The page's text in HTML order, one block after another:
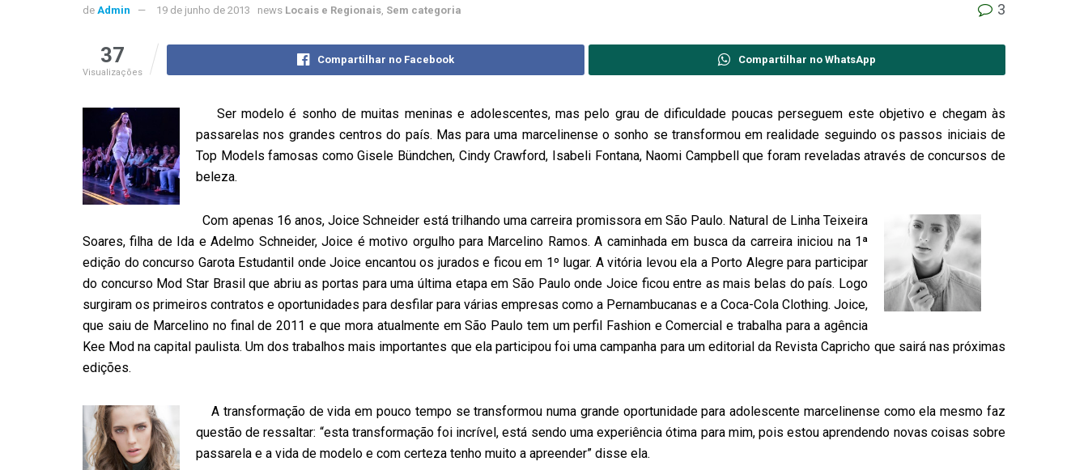
de Admin 19 de junho de 2013 news Locais e Regionais, Sem categoria 3
37
Visualizações
Compartilhar no Facebook Compartilhar no WhatsApp
Ser modelo é sonho de muitas meninas e adolescentes, mas pelo grau de dificuldade poucas perseguem este objetivo e chegam às
passarelas nos grandes centros do país. Mas para uma marcelinense o sonho se transformou em realidade seguindo os passos iniciais de
Top Models famosas como Gisele Bündchen, Cindy Crawford, Isabeli Fontana, Naomi Campbell que foram reveladas através de concursos de
beleza.
Com apenas 16 anos, Joice Schneider está trilhando uma carreira promissora em São Paulo. Natural deLinha Teixeira
Soares, filha de Ida e Adelmo Schneider, Joice é motivo orgulho para Marcelino Ramos. A caminhada em busca da carreira iniciou na 1ª
edição do concurso Garota Estudantil onde Joice encantou os jurados e ficou em 1º lugar. A vitória levou ela a Porto Alegre para participar
do concurso Mod Star Brasil que abriu as portas para uma última etapa em São Paulo onde Joice ficou entre as mais belas do país. Logo
surgiram os primeiros contratos e oportunidades para desfilar para várias empresas como a Pernambucanas e a Coca-Cola Clothing. Joice,
que saiu de Marcelino no final de 2011 e que mora atualmente em São Paulo tem um perfil Fashion e Comercial e trabalha para a agência
Kee Mod na capital paulista. Um dos trabalhos mais importantes que ela participou foi uma campanha para um editorial da Revista Capricho que sairá nas próximas
edições.
A transformação de vida em pouco tempo se transformou numa grande oportunidade para adolescente marcelinense como ela mesmo faz
questão de ressaltar: “esta transformação foi incrível, está sendo uma experiência ótima para mim, pois estou aprendendo novas coisas sobre
passarela e a vida de modelo e com certeza tenho muito a apreender” disse ela.